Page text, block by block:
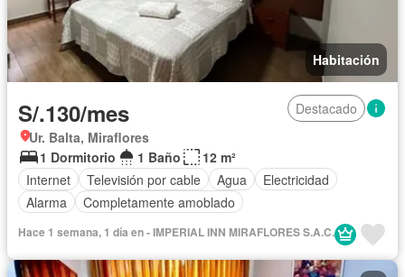
Habitación
S/.130/mes
Destacado
Ur. Balta, Miraflores
1 Dormitorio
1 Baño
12 m²
Internet
Televisión por cable Agua
Electricidad
Alarma
Completamente amoblado
Hace 1 semana, 1 día en - IMPERIAL INN MIRAFLORES S.A.C.